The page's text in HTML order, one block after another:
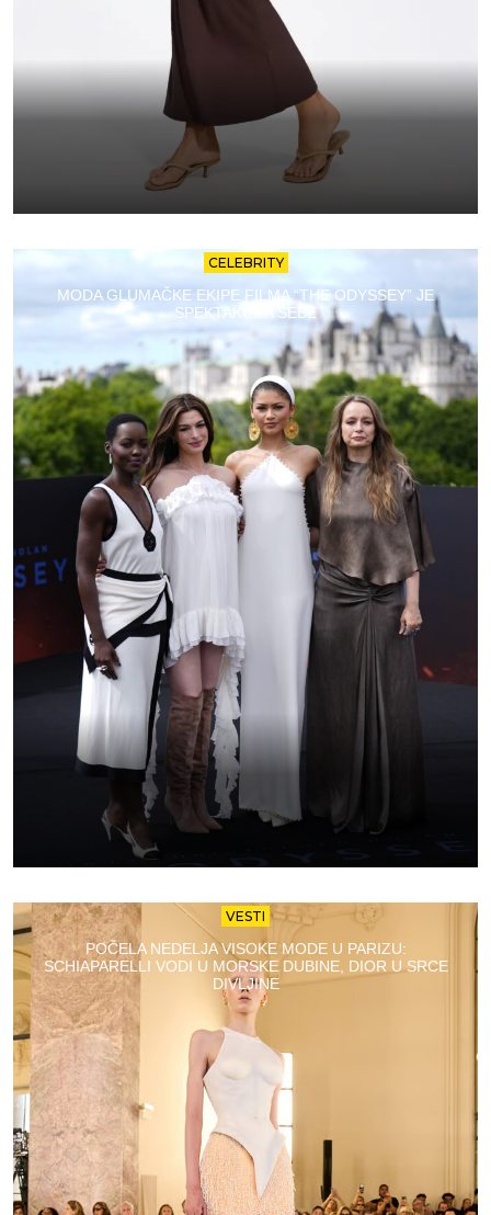
CELEBRITY
MODA GLUMAČKE EKIPE FILMA “THE ODYSSEY” JE
SPEKTAKL ZA SEBE
VESTI
POČELA NEDELJA VISOKE MODE U PARIZU:
SCHIAPARELLI VODI U MORSKE DUBINE, DIOR U SRCE
DIVLJINE